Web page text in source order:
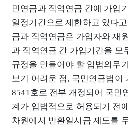
민연금과 직역연금 간에 가입
일정기간으로 제한하고 있다
금과 직역연금은 가입자와 재
과 직역연금 간 가입기간을 모
규정을 만들어야 할 입법의무
보기 어려운 점, 국민연금법이
8541호로 전부 개정되어 국민
계가 입법적으로 허용되기 전
차원에서 반환일시금 제도를